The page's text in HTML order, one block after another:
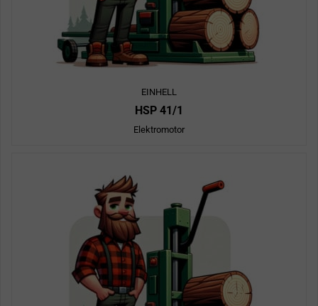
EINHELL
HSP 41/1
Elektromotor